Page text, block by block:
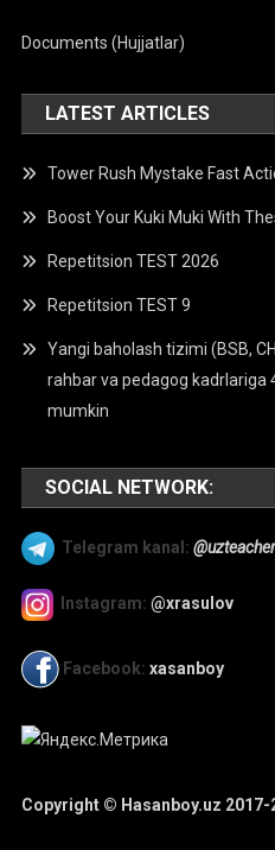
Documents (Hujjatlar)
LATEST ARTICLES
Tower Rush Mystake Fast
Boost Your Kuki Muki With
Repetitsion TEST 2026
Repetitsion TEST 9
Yangi baholash tizimi (BSB,
rahbar va pedagog kadrlariga
mumkin
SOCIAL NETWORK:
Telegram kanal:
Instagram: @xrasulov
Facebook: xasanboy
Copyright © Hasanboy.uz 2017-